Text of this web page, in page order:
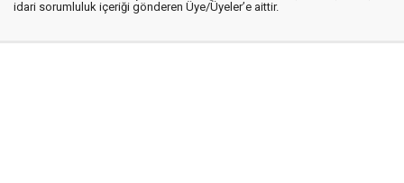
idari sorumluluk içeriği gönderen Üye/Üyeler’e aittir.